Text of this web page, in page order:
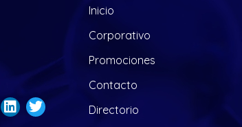
Inicio
Corporativo
Promociones
Contacto
Directorio